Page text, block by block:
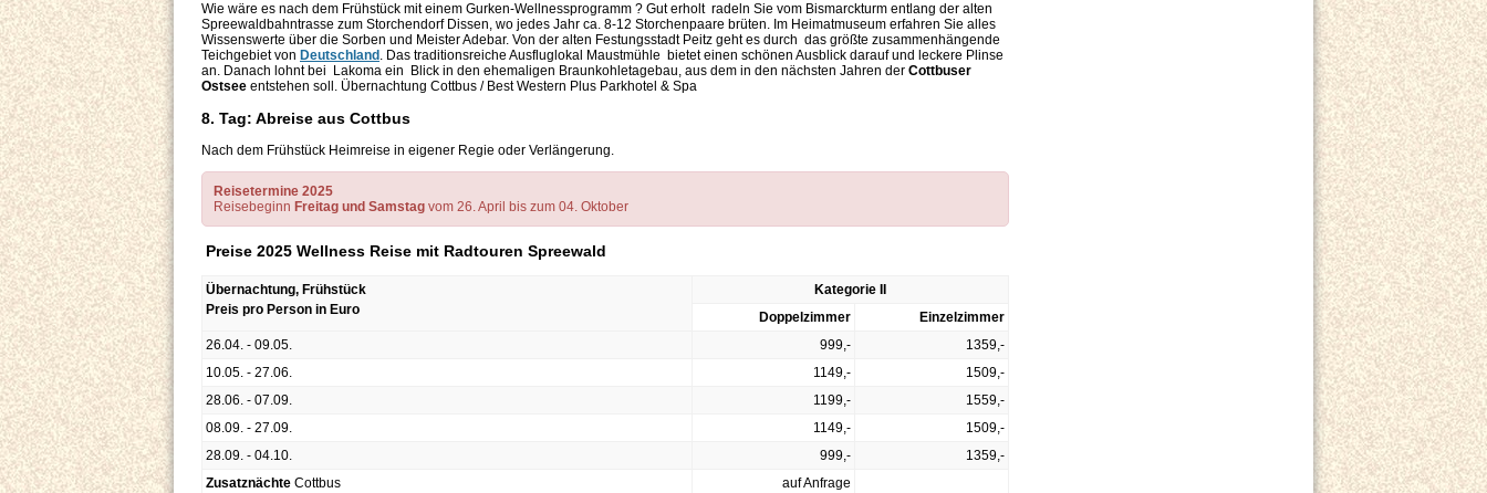
Wie wäre es nach dem Frühstück mit einem Gurken-Wellnessprogramm ? Gut erholt radeln Sie vom Bismarckturm entlang der alten
Spreewaldbahntrasse zum Storchendorf Dissen, wo jedes Jahr ca. 8-12 Storchenpaare brüten. Im Heimatmuseum erfahren Sie alles
Wissenswerte über die Sorben und Meister Adebar. Von der alten Festungsstadt Peitz geht es durch das größte zusammenhängende
Teichgebiet von Deutschland . Das traditionsreiche Ausfluglokal Maustmühle bietet einen schönen Ausblick darauf und leckere Plinse
an. Danach lohnt bei Lakoma ein Blick in den ehemaligen Braunkohletagebau, aus dem in den nächsten Jahren der Cottbuser
Ostsee entstehen soll. Übernachtung Cottbus / Best Western Plus Parkhotel & Spa
8. Tag: Abreise aus Cottbus
Nach dem Frühstück Heimreise in eigener Regie oder Verlängerung.
Reisetermine 2025
Reisebeginn Freitag und Samstag vom 26. April bis zum 04. Oktober
Preise 2025 Wellness Reise mit Radtouren Spreewald
Übernachtung, Frühstück
Preis pro Person in Euro
Kategorie II
Doppelzimmer
Einzelzimmer
26.04. - 09.05.
999,-
1359,-
10.05. - 27.06.
1149,-
1509,-
28.06. - 07.09.
1199,-
1559,-
08.09. - 27.09.
1149,-
1509,-
28.09. - 04.10.
999,-
1359,-
Zusatznächte Cottbus
auf Anfrage